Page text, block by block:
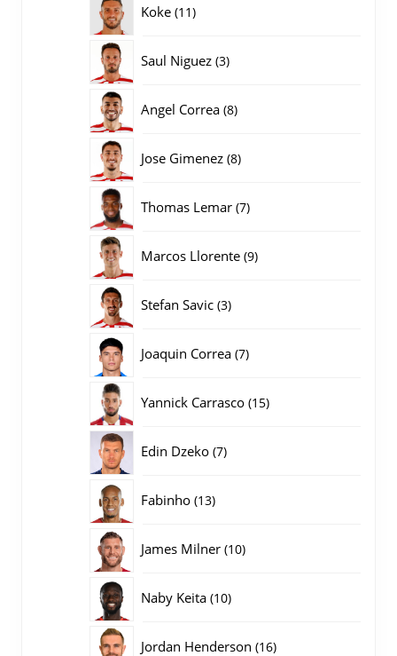
Koke 1111
Saul Niguez 33
Angel Correa 88
Jose Gimenez 88
Thomas Lemar 77
Marcos Llorente 99
Stefan Savic 33
Joaquin Correa 77
Yannick Carrasco 1515
Edin Dzeko 77
Fabinho 1313
James Milner 1010
Naby Keita 1010
Jordan Henderson 1616